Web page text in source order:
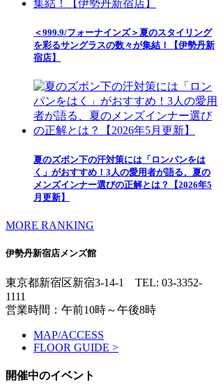
＜999.9/フォーナインズ＞夏のスタイリング
を彩るサングラスの数々が集結！【伊勢丹新
宿店】
夏のズボン下の汗対策には「ロンパンをは
く」がおすすめ！3人の愛用者が語る、夏の
メンズインナー選びの正解とは？【2026年5
月更新】
MORE RANKING
伊勢丹新宿店メンズ館
東京都新宿区新宿3-14-1 TEL: 03-3352-
1111
営業時間：午前10時～午後8時
MAP/ACCESS
FLOOR GUIDE >
開催中のイベント